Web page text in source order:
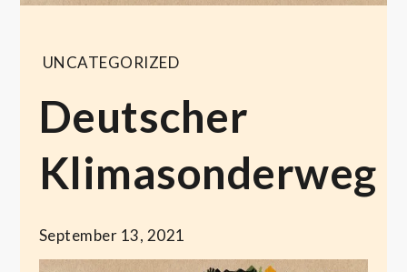
UNCATEGORIZED
Deutscher
Klimasonderweg
September 13, 2021